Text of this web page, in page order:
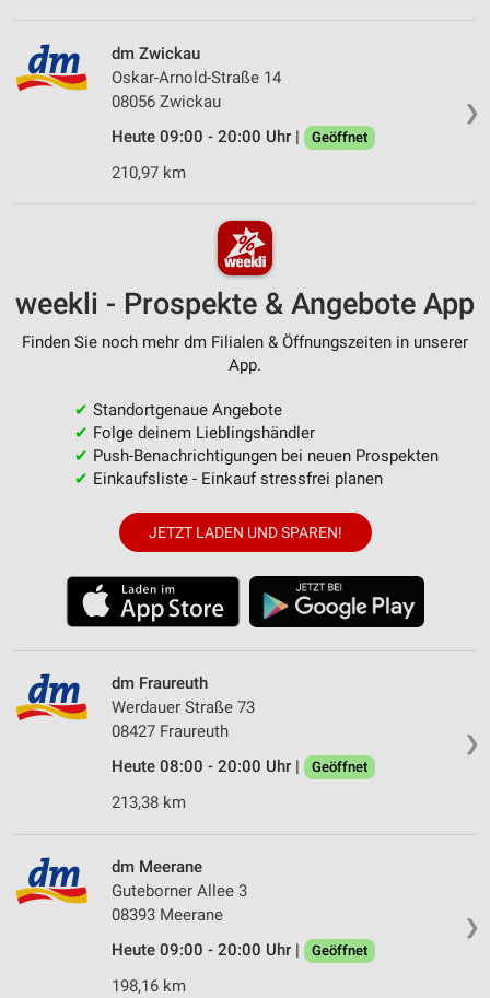
❯
dm Zwickau
Oskar-Arnold-Straße 14
08056 Zwickau
Heute 09:00 - 20:00 Uhr |
Geöffnet
210,97 km
weekli - Prospekte & Angebote App
Finden Sie noch mehr dm Filialen & Öffnungszeiten in unserer
App.
✔ Standortgenaue Angebote
✔ Folge deinem Lieblingshändler
✔ Push-Benachrichtigungen bei neuen Prospekten
✔ Einkaufsliste - Einkauf stressfrei planen
JETZT LADEN UND SPAREN!
❯
dm Fraureuth
Werdauer Straße 73
08427 Fraureuth
Heute 08:00 - 20:00 Uhr |
Geöffnet
213,38 km
❯
dm Meerane
Guteborner Allee 3
08393 Meerane
Heute 09:00 - 20:00 Uhr |
Geöffnet
198,16 km